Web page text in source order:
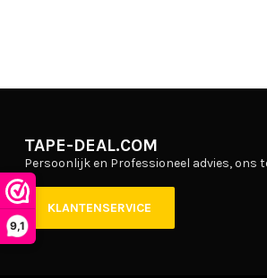
9,1
TAPE-DEAL.COM
Persoonlijk en Professioneel advies, ons
KLANTENSERVICE